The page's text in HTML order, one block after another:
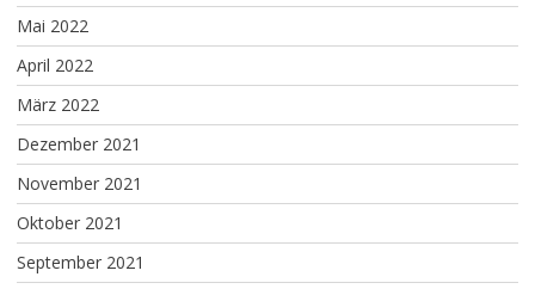
Mai 2022
April 2022
März 2022
Dezember 2021
November 2021
Oktober 2021
September 2021